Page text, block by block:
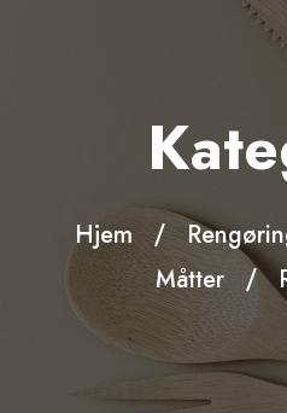
Hjem
Måtter